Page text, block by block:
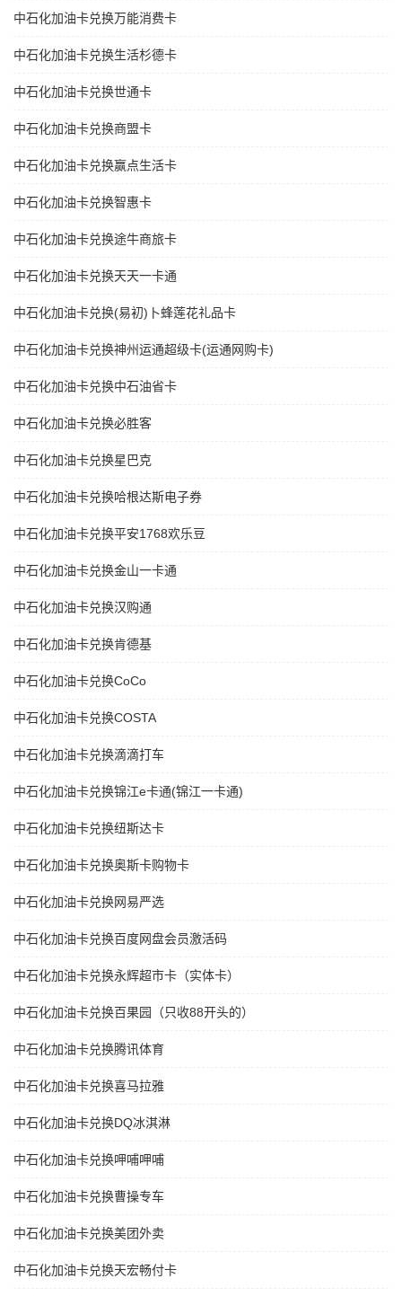
中石化加油卡兑换万能消费卡
中石化加油卡兑换生活杉德卡
中石化加油卡兑换世通卡
中石化加油卡兑换商盟卡
中石化加油卡兑换赢点生活卡
中石化加油卡兑换智惠卡
中石化加油卡兑换途牛商旅卡
中石化加油卡兑换天天一卡通
中石化加油卡兑换(易初)卜蜂莲花礼品卡
中石化加油卡兑换神州运通超级卡(运通网购卡)
中石化加油卡兑换中石油省卡
中石化加油卡兑换必胜客
中石化加油卡兑换星巴克
中石化加油卡兑换哈根达斯电子券
中石化加油卡兑换平安1768欢乐豆
中石化加油卡兑换金山一卡通
中石化加油卡兑换汉购通
中石化加油卡兑换肯德基
中石化加油卡兑换CoCo
中石化加油卡兑换COSTA
中石化加油卡兑换滴滴打车
中石化加油卡兑换锦江e卡通(锦江一卡通)
中石化加油卡兑换纽斯达卡
中石化加油卡兑换奥斯卡购物卡
中石化加油卡兑换网易严选
中石化加油卡兑换百度网盘会员激活码
中石化加油卡兑换永辉超市卡（实体卡）
中石化加油卡兑换百果园（只收88开头的）
中石化加油卡兑换腾讯体育
中石化加油卡兑换喜马拉雅
中石化加油卡兑换DQ冰淇淋
中石化加油卡兑换呷哺呷哺
中石化加油卡兑换曹操专车
中石化加油卡兑换美团外卖
中石化加油卡兑换天宏畅付卡